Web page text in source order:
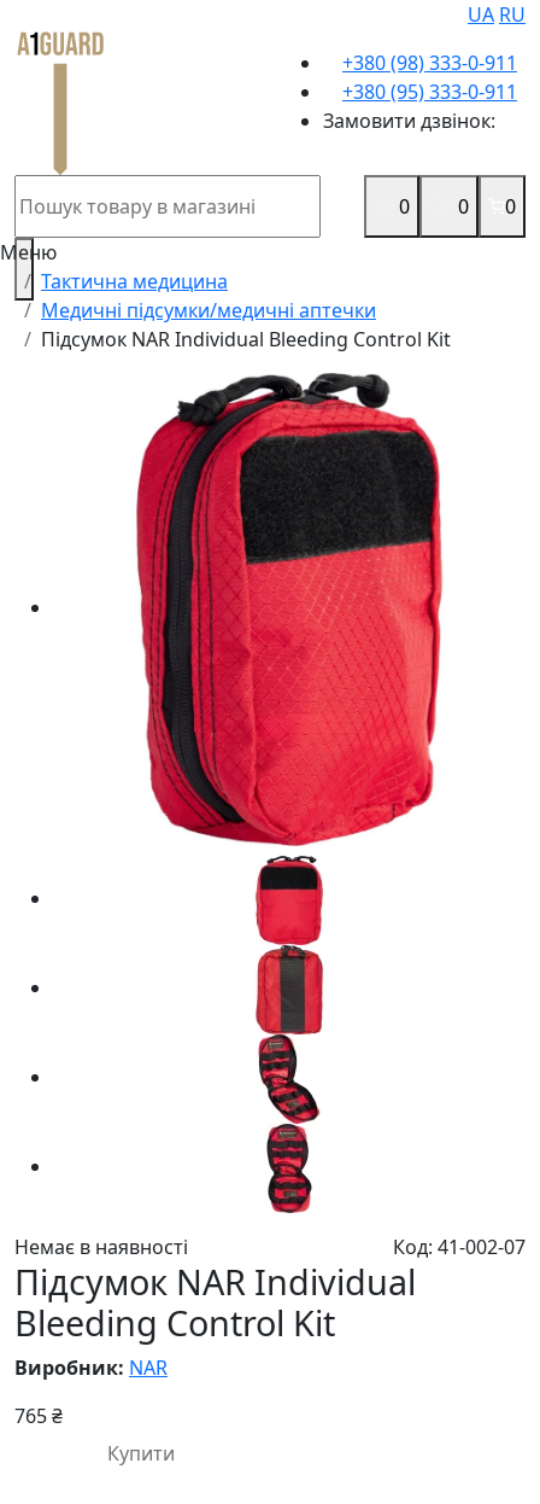
UA RU
+380 (98) 333-0-911
+380 (95) 333-0-911
Замовити дзвінок:
0 0
0
Меню
Тактична медицина
Медичні підсумки/медичні аптечки
Підсумок NAR Individual Bleeding Control Kit
Немає в наявності Код: 41-002-07
Підсумок NAR Individual
Bleeding Control Kit
Виробник: NAR
765 ₴
Купити